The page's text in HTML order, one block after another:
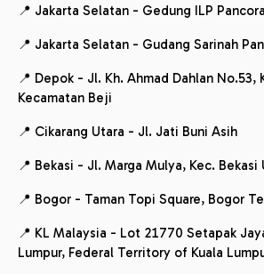
📍 Jakarta Selatan - Gedung ILP
📍 Jakarta Selatan - Gudang Sarinah
📍 Depok - Jl. Kh. Ahmad Dahlan No.53,
Kecamatan Beji
📍 Cikarang Utara - Jl. Jati Buni Asih
📍 Bekasi - Jl. Marga Mulya, Kec. Bekasi
📍 Bogor - Taman Topi Square, Bogor
📍 KL Malaysia - Lot 21770 Setapak
Lumpur, Federal Territory of Kuala